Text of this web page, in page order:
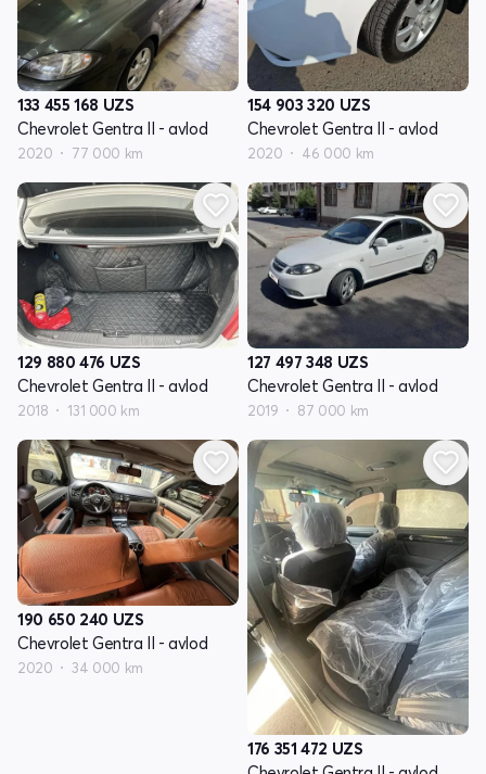
133 455 168 UZS
Chevrolet Gentra II - avlod
2020 77 000 km
154 903 320 UZS
Chevrolet Gentra II - avlod
2020 46 000 km
129 880 476 UZS
Chevrolet Gentra II - avlod
2018 131 000 km
127 497 348 UZS
Chevrolet Gentra II - avlod
2019 87 000 km
190 650 240 UZS
Chevrolet Gentra II - avlod
2020 34 000 km
176 351 472 UZS